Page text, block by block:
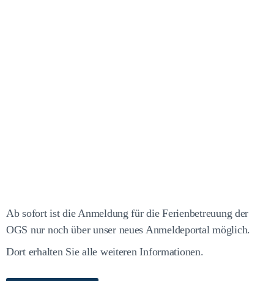
Ab sofort ist die Anmeldung für die Ferienbetreuung der
OGS nur noch über unser neues Anmeldeportal möglich.
Dort erhalten Sie alle weiteren Informationen.